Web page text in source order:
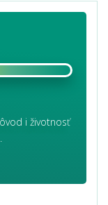
i životnosť